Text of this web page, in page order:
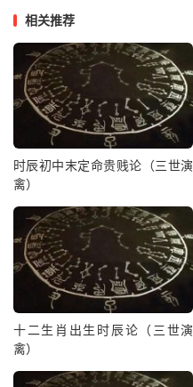
星宿
心宿
翼宿
轸宿
相关推荐
时辰初中末定命贵贱论（三世演
禽）
十二生肖出生时辰论（三世演
禽）